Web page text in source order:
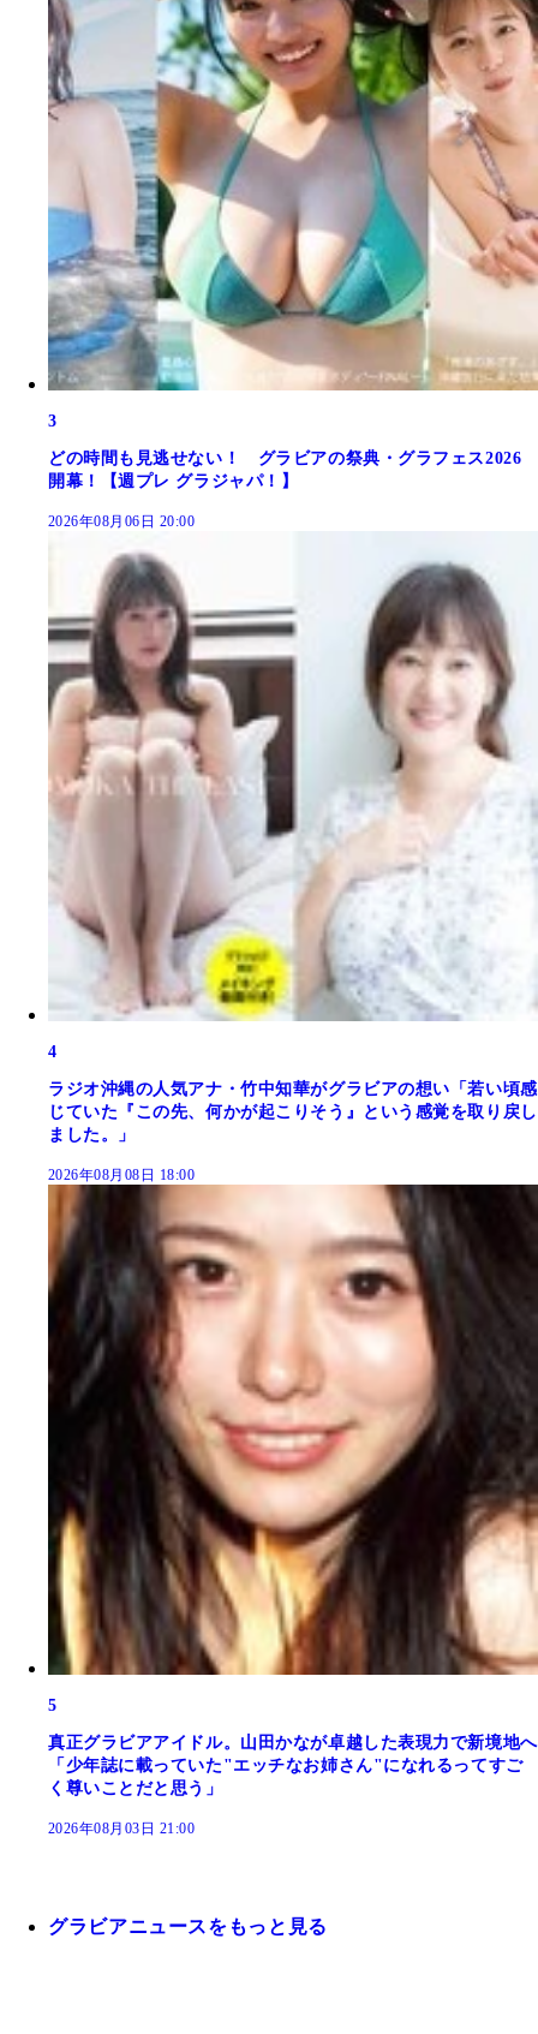
3
どの時間も見逃せない！ グラビアの祭典・グラフェス2026
開幕！【週プレ グラジャパ！】
2026年08月06日 20:00
4
ラジオ沖縄の人気アナ・竹中知華がグラビアの想い「若い頃感
じていた『この先、何かが起こりそう』という感覚を取り戻し
ました。」
2026年08月08日 18:00
5
真正グラビアアイドル。山田かなが卓越した表現力で新境地へ
「少年誌に載っていた"エッチなお姉さん"になれるってすご
く尊いことだと思う」
2026年08月03日 21:00
グラビアニュースをもっと見る